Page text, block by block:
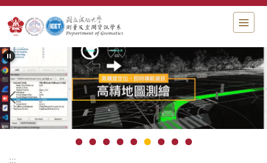
跳
到
主
要
內
容
區
塊
:::